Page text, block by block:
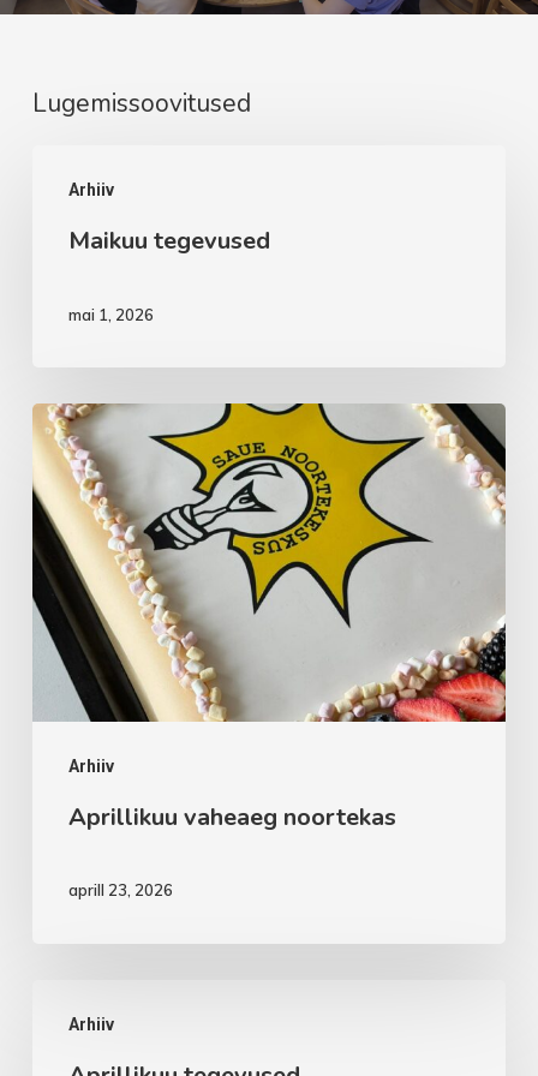
Lugemissoovitused
Arhiiv
tegevused
Maikuu tegevused
mai 1, 2026
Arhiiv
Aprillikuu
vaheaeg
noortekas
Aprillikuu vaheaeg noortekas
aprill 23, 2026
Arhiiv
tegevused